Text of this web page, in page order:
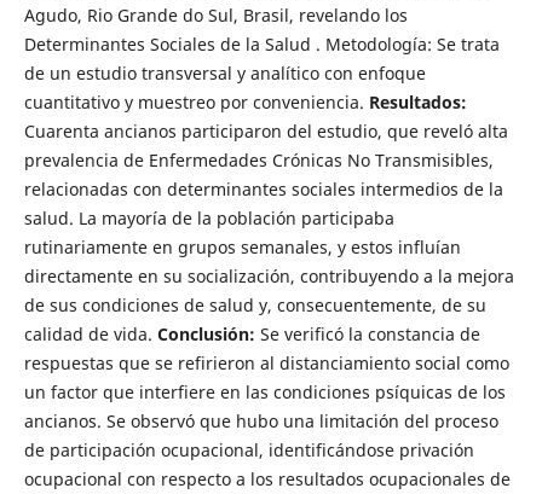
Agudo, Rio Grande do Sul, Brasil, revelando los
Determinantes Sociales de la Salud . Metodología: Se trata
de un estudio transversal y analítico con enfoque
cuantitativo y muestreo por conveniencia. Resultados:
Cuarenta ancianos participaron del estudio, que reveló alta
prevalencia de Enfermedades Crónicas No Transmisibles,
relacionadas con determinantes sociales intermedios de la
salud. La mayoría de la población participaba
rutinariamente en grupos semanales, y estos influían
directamente en su socialización, contribuyendo a la mejora
de sus condiciones de salud y, consecuentemente, de su
calidad de vida. Conclusión: Se verificó la constancia de
respuestas que se refirieron al distanciamiento social como
un factor que interfiere en las condiciones psíquicas de los
ancianos. Se observó que hubo una limitación del proceso
de participación ocupacional, identificándose privación
ocupacional con respecto a los resultados ocupacionales de